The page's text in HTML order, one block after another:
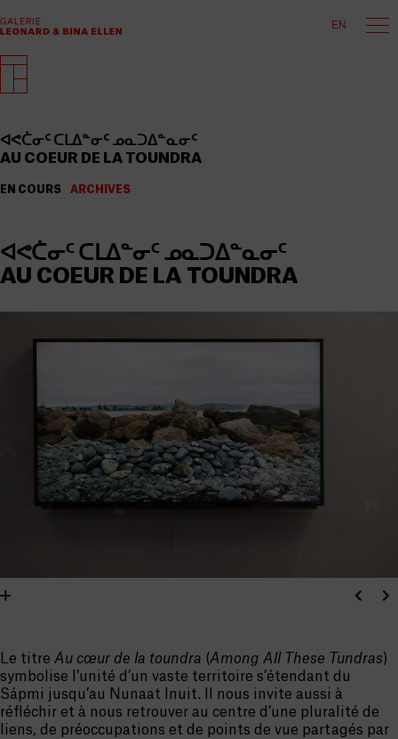
EN
ᐊᕙᑖᓂᑦ ᑕᒪᐃᓐᓂᑦ ᓄᓇᑐᐃᓐᓇᓂᑦ
AU COEUR DE LA TOUNDRA
EN COURS ARCHIVES
ᐊᕙᑖᓂᑦ ᑕᒪᐃᓐᓂᑦ ᓄᓇᑐᐃᓐᓇᓂᑦ
AU COEUR DE LA TOUNDRA
Le titre Au cœur de la toundra (Among All These Tundras)
symbolise l’unité d’un vaste territoire s’étendant du
Sápmi jusqu’au Nunaat Inuit. Il nous invite aussi à
réfléchir et à nous retrouver au centre d’une pluralité de
liens, de préoccupations et de points de vue partagés par